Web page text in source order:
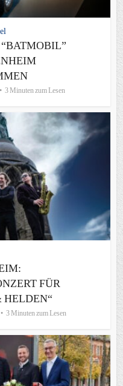
3 Minuten zum Lesen
FÜR
HELDEN“
3 Minuten zum Lesen